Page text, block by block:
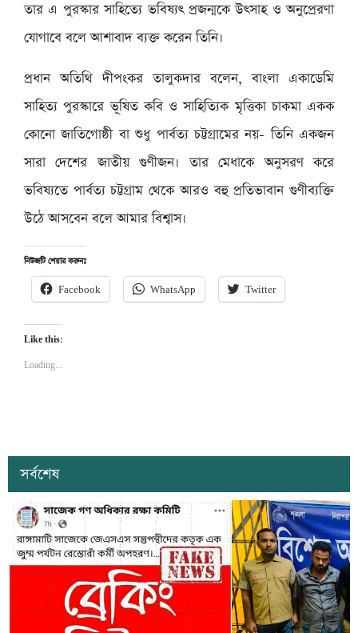
তার এ পুরস্কার সাহিত্যে ভবিষ্যৎ প্রজন্মকে উৎসাহ ও অনুপ্রেরণা
যোগাবে বলে আশাবাদ ব্যক্ত করেন তিনি।
প্রধান অতিথি দীপংকর তালুকদার বলেন, বাংলা একাডেমি
সাহিত্য পুরস্কারে ভূষিত কবি ও সাহিত্যিক মৃত্তিকা চাকমা একক
কোনো জাতিগোষ্ঠী বা শুধু পার্বত্য চট্টগ্রামের নয়- তিনি একজন
সারা দেশের জাতীয় গুণীজন। তার মেধাকে অনুসরণ করে
ভবিষ্যতে পার্বত্য চট্টগ্রাম থেকে আরও বহু প্রতিভাবান গুণীব্যক্তি
উঠে আসবেন বলে আমার বিশ্বাস।
নিউজটি শেয়ার করুনঃ
Facebook WhatsApp Twitter
Like this:
Loading...
সর্বশেষ